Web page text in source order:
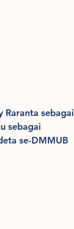
Raranta sebagai
sebagai
se-DMMUB